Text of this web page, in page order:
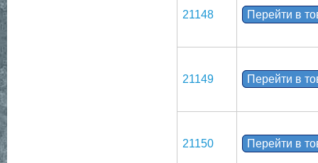
21148 Перейти в
21149 Перейти в
21150 Перейти в